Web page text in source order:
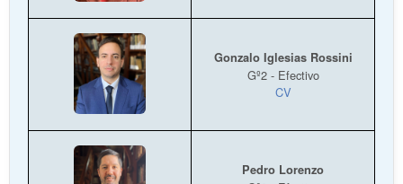
Gonzalo Iglesias Rossini
Gº2 - Efectivo
CV
Pedro Lorenzo